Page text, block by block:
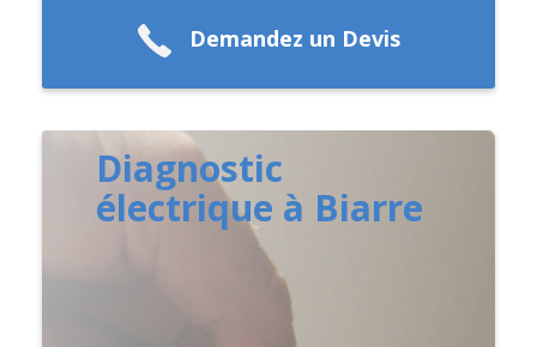
Demandez un Devis
Diagnostic
électrique à Biarre